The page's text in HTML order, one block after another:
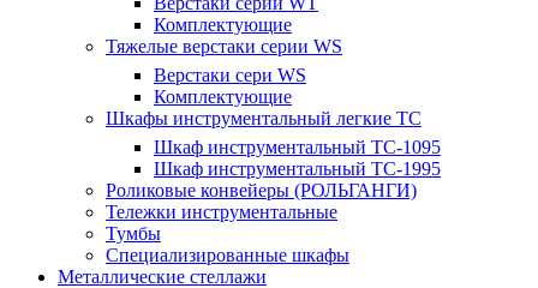
Комплектующие
Тяжелые верстаки серии WS
Верстаки сери WS
Комплектующие
Шкафы инструментальный легкие ТС
Шкаф инструментальный TC-1095
Шкаф инструментальный TC-1995
Роликовые конвейеры (РОЛЬГАНГИ)
Тележки инструментальные
Тумбы
Специализированные шкафы
Металлические стеллажи